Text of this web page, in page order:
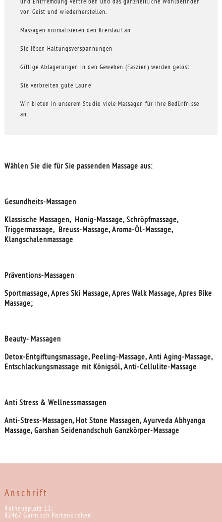
von Geist und wiederherstellen.
Massagen normalisieren den Kreislauf an
Sie lösen Haltungsverspannungen
Giftige Ablagerungen in den Geweben (Faszien) werden gelöst
Sie verbreiten gute Laune
Wir bieten in unserem Studio viele Massagen für Ihre Bedürfnisse
an.
Wählen Sie die für Sie passenden Massage aus:
Gesundheits-Massagen
Klassische Massagen, Honig-Massage, Schröpfmassage,
Triggermassage, Breuss-Massage, Aroma-Öl-Massage,
Klangschalenmassage
Präventions-Massagen
Sportmassage, Apres Ski Massage, Apres Walk Massage, Apres Bike
Massage;
Beauty- Massagen
Detox-Entgiftungsmassage, Peeling-Massage, Anti Aging-Massage,
Entschlackungsmassage mit Königsöl, Anti-Cellulite-Massage
Anti Stress & Wellnessmassagen
Anti-Stress-Massagen, Hot Stone Massagen, Ayurveda Abhyanga
Massage, Garshan Seidenandschuh Ganzkörper-Massage
Anschrift
Rathausplatz 13;
82467 Garmisch Partenkirchen